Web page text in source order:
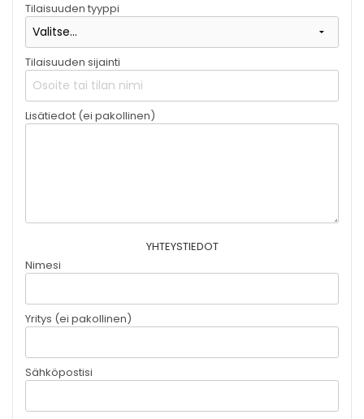
Tilaisuuden tyyppi
Tilaisuuden sijainti
Lisätiedot (ei pakollinen)
YHTEYSTIEDOT
Nimesi
Yritys (ei pakollinen)
Sähköpostisi